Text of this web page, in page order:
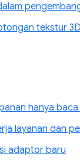
tekstur
hanya
layanan dan
adaptor baru